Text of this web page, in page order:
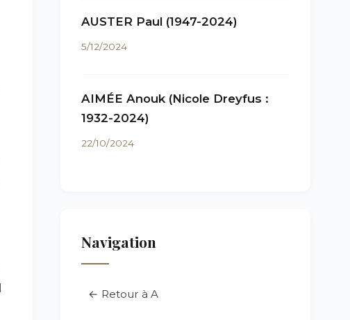
AUSTER Paul (1947-2024)
5/12/2024
AIMÉE Anouk (Nicole Dreyfus :
1932-2024)
22/10/2024
Navigation
← Retour à A